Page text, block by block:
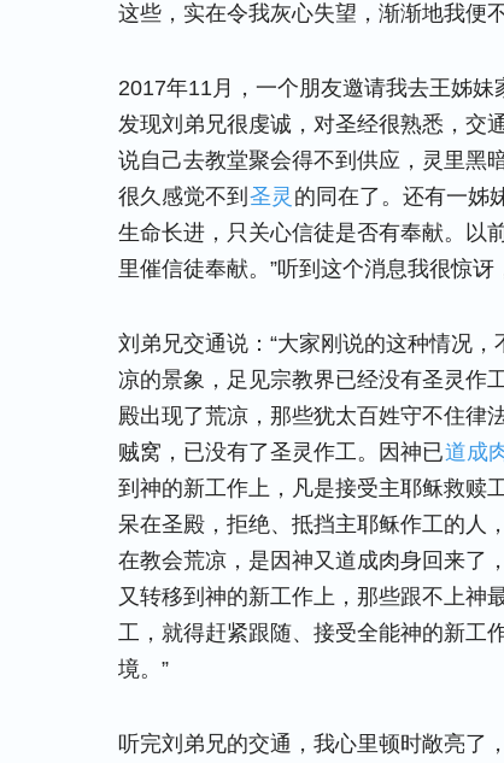
这些，实在令我灰心失望，渐渐地我便
2017年11月，一个朋友邀请我去王姊
发现刘弟兄很虔诚，对圣经很熟悉，交
说自己去教堂聚会得不到供应，灵里黑
很久感觉不到 圣灵 的同在了。还有一姊
生命长进，只关心信徒是否有奉献。以
里催信徒奉献。”听到这个消息我很惊讶
刘弟兄交通说：“大家刚说的这种情况
凉的景象，足见宗教界已经没有圣灵作
殿出现了荒凉，那些犹太百姓守不住律
贼窝，已没有了圣灵作工。因神已道成
到神的新工作上，凡是接受主耶稣救赎
呆在圣殿，拒绝、抵挡主耶稣作工的人
在教会荒凉，是因神又道成肉身回来了
又转移到神的新工作上，那些跟不上神
工，就得赶紧跟随、接受全能神的新工
境。”
听完刘弟兄的交通，我心里顿时敞亮了